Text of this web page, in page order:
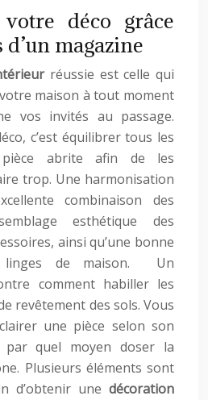
déco grâce
magazine
réussie est celle qui
maison à tout moment
vos invités au passage.
c’est équilibrer tous les
pièce abrite afin de les
trop. Une harmonisation
combinaison des
esthétique des
ainsi qu’une bonne
linges de maison. Un
comment habiller les
revêtement des sols. Vous
une pièce selon son
quel moyen doser la
Plusieurs éléments sont
d’obtenir une décoration